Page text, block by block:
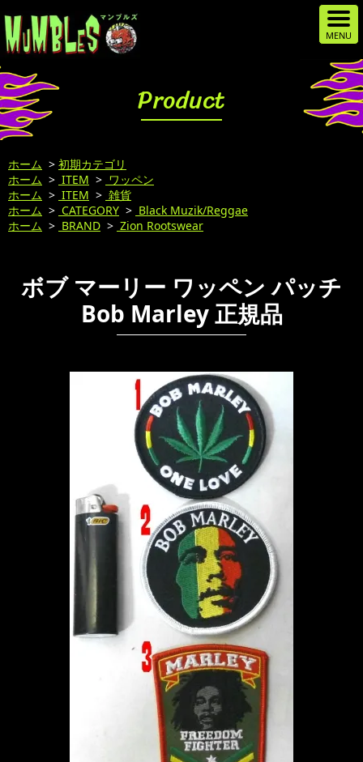
Product
ホーム > 初期カテゴリ
ホーム > ITEM > ワッペン
ホーム > ITEM > 雑貨
ホーム > CATEGORY > Black Muzik/Reggae
ホーム > BRAND > Zion Rootswear
ボブ マーリー ワッペン パッチ
Bob Marley 正規品